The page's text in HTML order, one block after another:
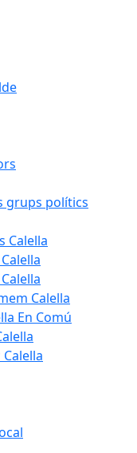
grups polítics
Calella
Calella
En Comú